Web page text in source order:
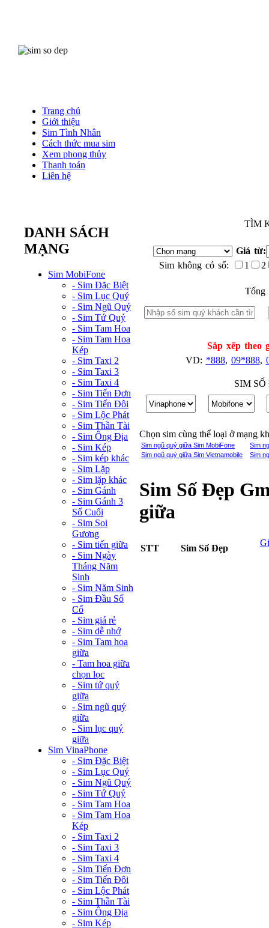
Trang chủ
Giới thiệu
Sim Tình Nhân
Cách thức mua sim
Xem phong thủy
Thanh toán
Liên hệ
DANH SÁCH
MẠNG
Sim MobiFone
- Sim Đặc Biệt
- Sim Lục Quý
- Sim Ngũ Quý
- Sim Tứ Quý
- Sim Tam Hoa
- Sim Tam Hoa
Kép
- Sim Taxi 2
- Sim Taxi 3
- Sim Taxi 4
- Sim Tiến Đơn
- Sim Tiến Đôi
- Sim Lộc Phát
- Sim Thần Tài
- Sim Ông Địa
- Sim Kép
- Sim kép khác
- Sim Lặp
- Sim lặp khác
- Sim Gánh
- Sim Gánh 3
Số Cuối
- Sim Soi
Gương
- Sim tiến giữa
- Sim Ngày
Tháng Năm
Sinh
- Sim Năm Sinh
- Sim Đầu Số
Cổ
- Sim giá rẻ
- Sim dễ nhớ
- Sim Tam hoa
giữa
- Tam hoa giữa
chọn lọc
- Sim tứ quý
giữa
- Sim ngũ quý
giữa
- Sim lục quý
giữa
Sim VinaPhone
- Sim Đặc Biệt
- Sim Lục Quý
- Sim Ngũ Quý
- Sim Tứ Quý
- Sim Tam Hoa
- Sim Tam Hoa
Kép
- Sim Taxi 2
- Sim Taxi 3
- Sim Taxi 4
- Sim Tiến Đơn
- Sim Tiến Đôi
- Sim Lộc Phát
- Sim Thần Tài
- Sim Ông Địa
- Sim Kép
TÌM
Giá từ:
Sim không có số:
1 2
Sắp xếp theo
VD: *888, 09*888,
SIM
Chọn sim cùng thể loại ở mạng
Sim ngũ quý giữa Sim MobiFone
Sim
Sim ngũ quý giữa Sim Vietnamobile
Sim
Sim Số Đẹp
giữa
STT Sim Số Đẹp